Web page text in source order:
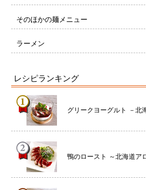
そのほかの麺メニュー
ラーメン
レシピランキング
グリークヨーグルト －北
鴨のロースト ～北海道ア